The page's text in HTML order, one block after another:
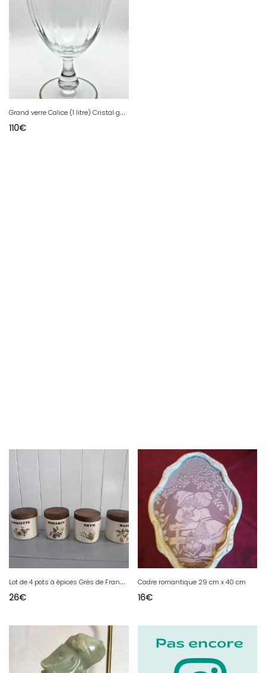
G
rand verre Calice (1 litre) Cristal godronné décor liseré or
110€
L
ot de 4 pots à épices Grès de France vintage
26€
Cadre romantique 29 cm x 40 cm
16€